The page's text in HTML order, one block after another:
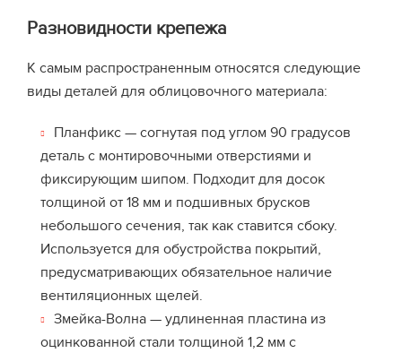
Разновидности крепежа
К самым распространенным относятся следующие
виды деталей для облицовочного материала:
Планфикс — согнутая под углом 90 градусов
деталь с монтировочными отверстиями и
фиксирующим шипом. Подходит для досок
толщиной от 18 мм и подшивных брусков
небольшого сечения, так как ставится сбоку.
Используется для обустройства покрытий,
предусматривающих обязательное наличие
вентиляционных щелей.
Змейка-Волна — удлиненная пластина из
оцинкованной стали толщиной 1,2 мм с